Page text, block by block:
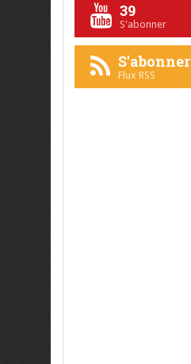
39
S'abonner
S'abonner
Flux RSS